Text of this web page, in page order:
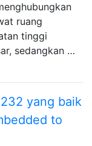
ruang
tinggi
sedangkan …
yang baik
to